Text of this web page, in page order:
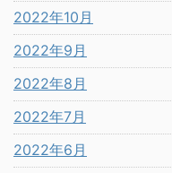
2022年10月
2022年9月
2022年8月
2022年7月
2022年6月